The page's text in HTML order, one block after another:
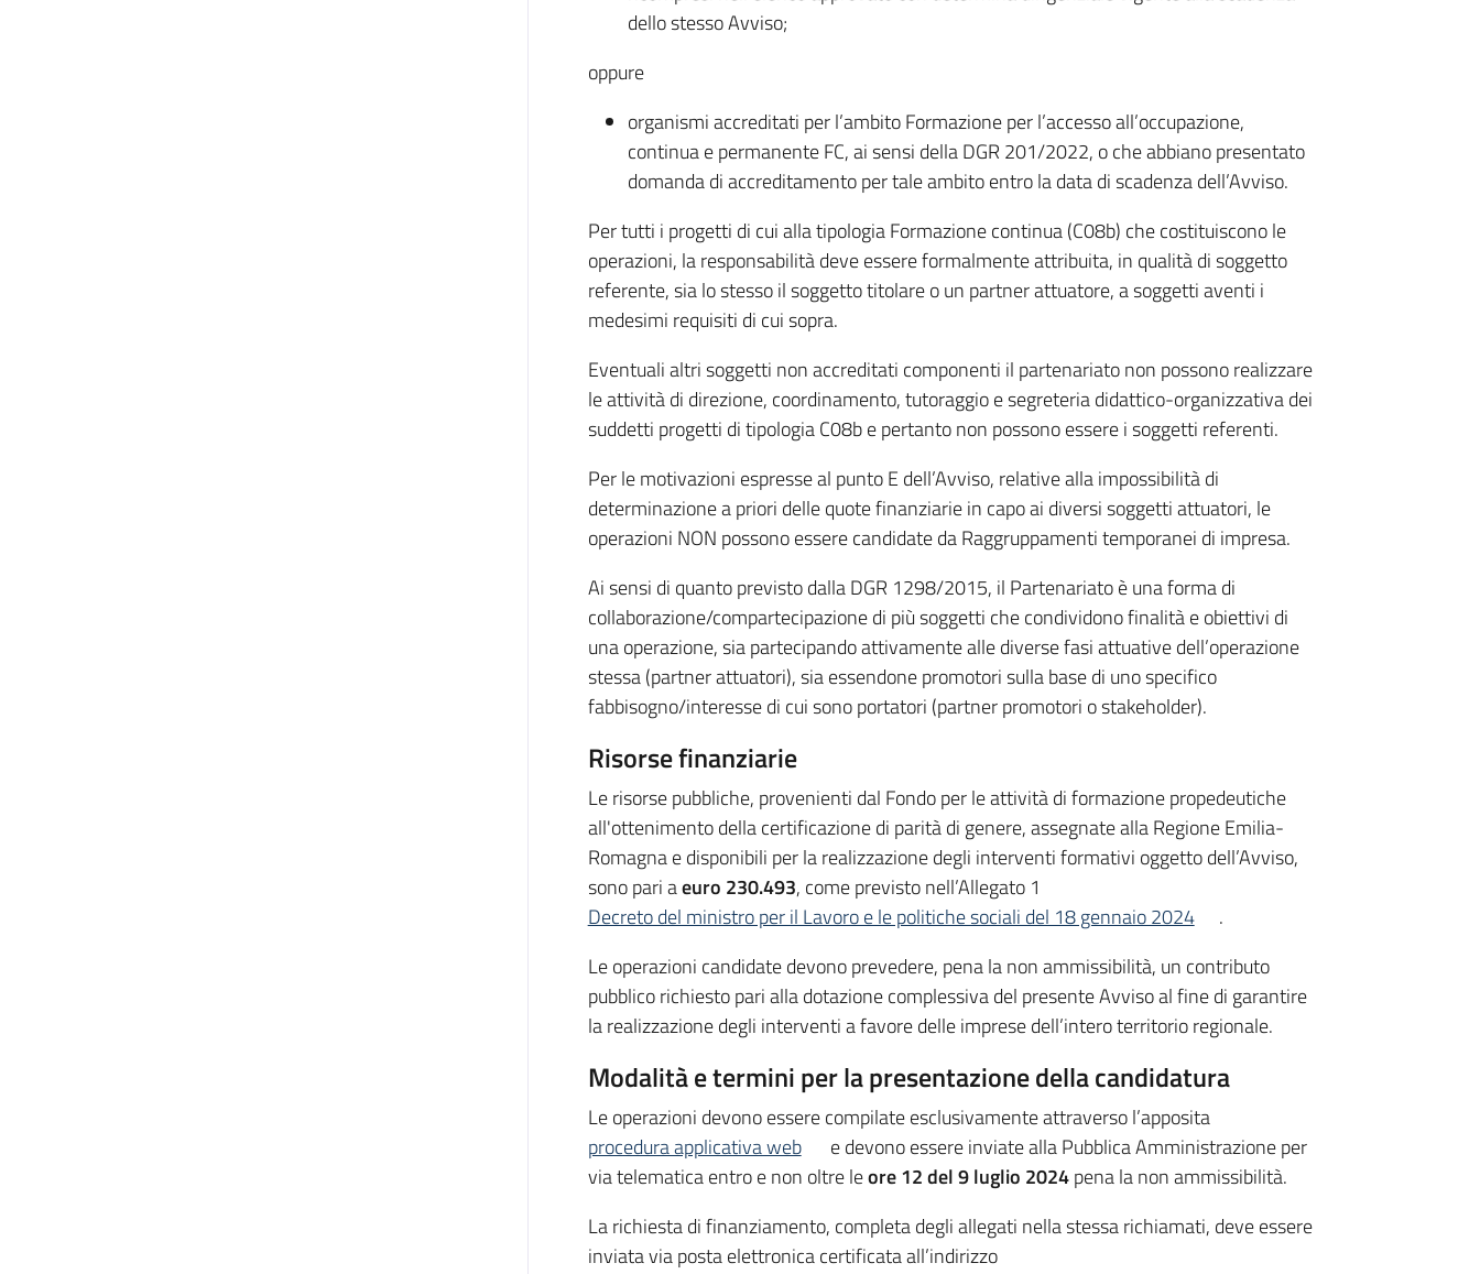
dello stesso Avviso;
oppure
organismi accreditati per l’ambito Formazione per l’accesso all’occupazione,
continua e permanente FC, ai sensi della DGR 201/2022, o che abbiano presentato
domanda di accreditamento per tale ambito entro la data di scadenza dell’Avviso.
Per tutti i progetti di cui alla tipologia Formazione continua (C08b) che costituiscono le
operazioni, la responsabilità deve essere formalmente attribuita, in qualità di soggetto
referente, sia lo stesso il soggetto titolare o un partner attuatore, a soggetti aventi i
medesimi requisiti di cui sopra.
Eventuali altri soggetti non accreditati componenti il partenariato non possono realizzare
le attività di direzione, coordinamento, tutoraggio e segreteria didattico-organizzativa dei
suddetti progetti di tipologia C08b e pertanto non possono essere i soggetti referenti.
Per le motivazioni espresse al punto E dell’Avviso, relative alla impossibilità di
determinazione a priori delle quote finanziarie in capo ai diversi soggetti attuatori, le
operazioni NON possono essere candidate da Raggruppamenti temporanei di impresa.
Ai sensi di quanto previsto dalla DGR 1298/2015, il Partenariato è una forma di
collaborazione/compartecipazione di più soggetti che condividono finalità e obiettivi di
una operazione, sia partecipando attivamente alle diverse fasi attuative dell’operazione
stessa (partner attuatori), sia essendone promotori sulla base di uno specifico
fabbisogno/interesse di cui sono portatori (partner promotori o stakeholder).
Risorse finanziarie
Le risorse pubbliche, provenienti dal Fondo per le attività di formazione propedeutiche
all'ottenimento della certificazione di parità di genere, assegnate alla Regione Emilia-
Romagna e disponibili per la realizzazione degli interventi formativi oggetto dell’Avviso,
sono pari aeuro 230.493, come previsto nell’Allegato 1
Decreto del ministro per il Lavoro e le politiche sociali del 18 gennaio 2024
.
Le operazioni candidate devono prevedere, pena la non ammissibilità, un contributo
pubblico richiesto pari alla dotazione complessiva del presente Avviso al fine di garantire
la realizzazione degli interventi a favore delle imprese dell’intero territorio regionale.
Modalità e termini per la presentazione della candidatura
Le operazioni devono essere compilate esclusivamente attraverso l’apposita
procedura applicativa web
e devono essere inviate alla Pubblica Amministrazione per
via telematica entro e non oltre leore 12 del 9 luglio 2024pena la non ammissibilità.
La richiesta di finanziamento, completa degli allegati nella stessa richiamati, deve essere
inviata via posta elettronica certificata all’indirizzo